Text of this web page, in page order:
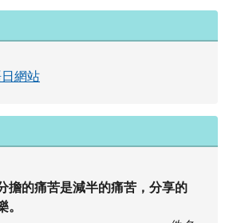
網站
擔的痛苦是減半的痛苦，分享的